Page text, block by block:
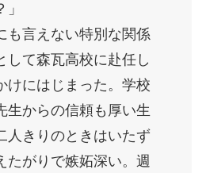
言えない特別な関係
して森瓦高校に赴任し
けにはじまった。学校
生からの信頼も厚い生
人きりのときはいたず
たがりで嫉妬深い。週